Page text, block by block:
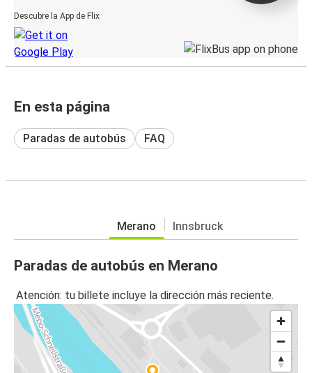
Descubre la App de Flix
En esta página
Paradas de autobús FAQ
Merano Innsbruck
Paradas de autobús en Merano
Atención: tu billete incluye la dirección más reciente.